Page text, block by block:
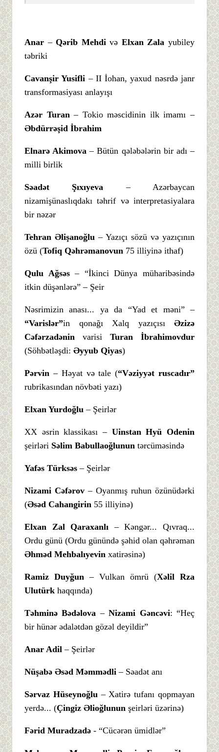
Anar –Qərib Mehdi və Elxan Zala yubiley
təbriki
Cavanşir Yusifli – II İohan, yaxud nəsrdə janr
transformasiyası anlayışı
Azər Turan – Tokio məscidinin ilk imamı –
Əbdürrəşid İbrahim
Elnarə Akimova – Bütün qələbələrin bir adı –
milli birlik
Səadət Şıxıyeva – Azərbaycan
nizamişünaslıqdakı təhrif və interpretasiyalara
bir nəzər
Tehran Əlişanoğlu – Yazıçı sözü və yazıçının
özü (Tofiq Qəhrəmanovun 75 illiyinə ithaf)
Qulu Ağsəs– “İkinci Dünya müharibəsində
itkin düşənlərə” – Şeir
Nəsrimizin anası... ya da “Yad et məni” –
“Varislər”in qonağı Xalq yazıçısı Əzizə
Cəfərzadənin varisi Turan İbrahimovdur
(Söhbətləşdi: Əyyub Qiyas)
Pərvin – Həyat və tale (“Vəziyyət ruscadır”
rubrikasından növbəti yazı)
Elxan Yurdoğlu – Şeirlər
XX əsrin klassikası – Uinstan Hyü Odenin
şeirləri Səlim Babullaoğlunun tərcüməsində
Yafəs Türksəs – Şeirlər
Nizami Cəfərov – Oyanmış ruhun özünüdərki
(Əsəd Cahangirin 55 illiyinə)
Elxan Zal Qaraxanlı – Kəngər... Qıvraq...
Ordu günü (Ordu günündə şəhid olan qəhrəman
Əhməd Mehbalıyevin xatirəsinə)
Ramiz Duyğun – Vulkan ömrü (Xəlil Rza
Ulutürk haqqında)
Təhminə Bədəlova –Nizami Gəncəvi: “Heç
bir hünər ədalətdən gözəl deyildir”
Anar Adil – Şeirlər
Nüşabə Əsəd Məmmədli – Səadət anı
Sərvaz Hüseynoğlu – Xatirə tufanı qopmayan
yerdə... (Çingiz Əlioğlunun şeirləri üzərinə)
Fərid Muradzadə - “Cücərən ümidlər”